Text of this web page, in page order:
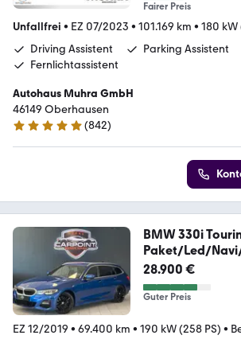
Fairer Preis
Unfallfrei • EZ 07/2023 • 101.169 km • 180 kW
Driving Assistent
Parking Assistent
Fernlichtassistent
Autohaus Muhra GmbH
46149 Oberhausen
4.8 Sterne
(842)
BMW 330i
Paket/Led/
28.900 €
Guter Preis
EZ 12/2019 • 69.400 km • 190 kW (258 PS) •